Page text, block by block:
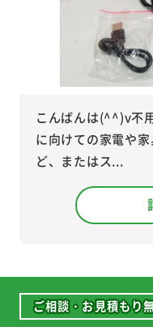
こんばんは(^^)v不
に向けての家電や
ど、またはス...
ご相談・お見積もり